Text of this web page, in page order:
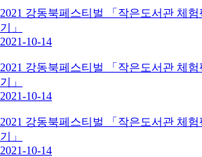
2021 강동북페스티벌 「작은도서관 체
기」
2021-10-14
2021 강동북페스티벌 「작은도서관 체
기」
2021-10-14
2021 강동북페스티벌 「작은도서관 체
기」
2021-10-14